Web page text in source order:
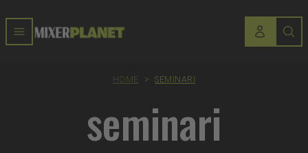
HOME > SEMINARI
seminari